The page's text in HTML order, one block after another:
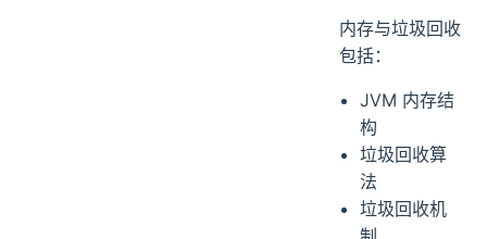
内存与垃圾回收
包括：
JVM 内存结
构
垃圾回收算
法
垃圾回收机